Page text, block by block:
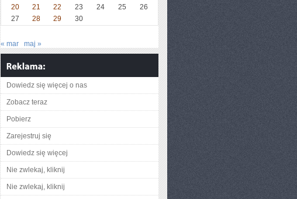
20
21 22 23 24 25
26
27
28 29 30
« mar maj »
Dowiedz się więcej o nas
Zobacz teraz
Pobierz
Zarejestruj się
Dowiedz się więcej
Nie zwlekaj, kliknij
Nie zwlekaj, kliknij